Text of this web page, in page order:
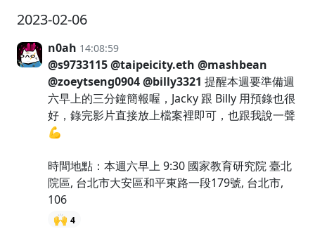
2023-02-06
n0ah 14:08:59
@s9733115@taipeicity.eth @mashbean
@zoeytseng0904@billy3321 提醒本週要準備週
六早上的三分鐘簡報喔，Jacky 跟 Billy 用預錄也很
好，錄完影片直接放上檔案裡即可，也跟我說一聲
💪
時間地點：本週六早上 9:30 國家教育研究院 臺北
院區, 台北市大安區和平東路一段179號, 台北市,
106
🙌 4